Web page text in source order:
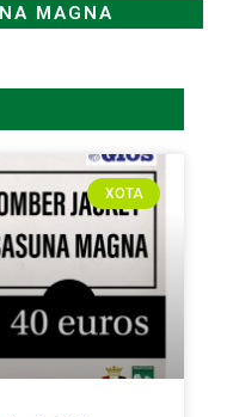
MAGNA
XOTA